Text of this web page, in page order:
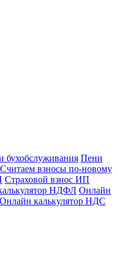
бухобслуживания Пени
Считаем взносы по-новому
Страховой взнос ИП
НДФЛ Онлайн
Онлайн калькулятор НДС